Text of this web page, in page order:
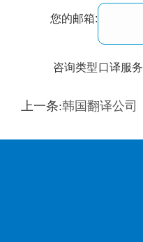
您的邮箱:
咨询类型口译服务
训翻译
上一条:韩国翻译公司